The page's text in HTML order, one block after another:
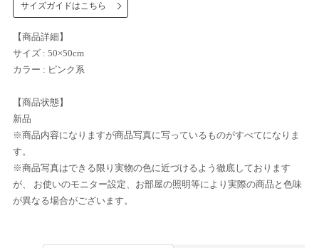
サイズガイドはこちら
【商品詳細】
サイズ : 50×50cm
カラー : ピンク系
【商品状態】
新品
※商品内容になりますが商品写真に写っているものがすべてになりま
す。
※商品写真はできる限り実物の色に近づけるよう徹底しております
が、 お使いのモニター設定、お部屋の照明等により実際の商品と色味
が異なる場合がございます。